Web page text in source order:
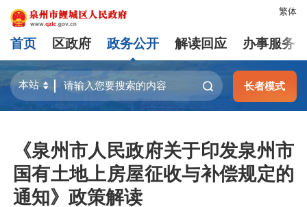
繁体
首页 区政府 政务公开 解读回应 办事服务
长者模式
《泉州市人民政府关于印发泉州市
国有土地上房屋征收与补偿规定的
通知》政策解读